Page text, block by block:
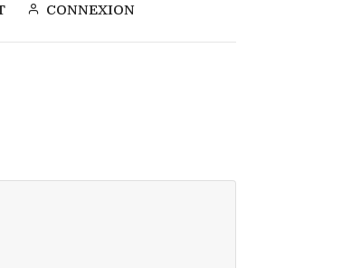
CONNEXION